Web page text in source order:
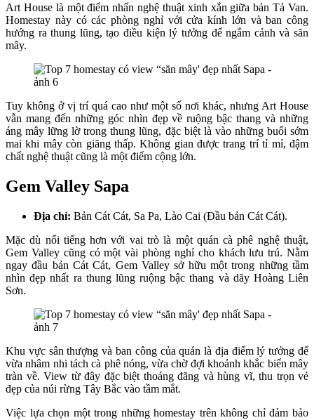
Art House là một điểm nhấn nghệ thuật xinh xắn giữa bản Tả Van.
Homestay này có các phòng nghỉ với cửa kính lớn và ban công
hướng ra thung lũng, tạo điều kiện lý tưởng để ngắm cảnh và săn
mây.
Tuy không ở vị trí quá cao như một số nơi khác, nhưng Art House
vẫn mang đến những góc nhìn đẹp về ruộng bậc thang và những
áng mây lững lờ trong thung lũng, đặc biệt là vào những buổi sớm
mai khi mây còn giăng thấp. Không gian được trang trí tỉ mỉ, đậm
chất nghệ thuật cũng là một điểm cộng lớn.
Gem Valley Sapa
Địa chỉ: Bản Cát Cát, Sa Pa, Lào Cai (Đầu bản Cát Cát).
Mặc dù nổi tiếng hơn với vai trò là một quán cà phê nghệ thuật,
Gem Valley cũng có một vài phòng nghỉ cho khách lưu trú. Nằm
ngay đầu bản Cát Cát, Gem Valley sở hữu một trong những tầm
nhìn đẹp nhất ra thung lũng ruộng bậc thang và dãy Hoàng Liên
Sơn.
Khu vực sân thượng và ban công của quán là địa điểm lý tưởng để
vừa nhâm nhi tách cà phê nóng, vừa chờ đợi khoảnh khắc biển mây
tràn về. View từ đây đặc biệt thoáng đãng và hùng vĩ, thu trọn vẻ
đẹp của núi rừng Tây Bắc vào tầm mắt.
Việc lựa chọn một trong những homestay trên không chỉ đảm bảo